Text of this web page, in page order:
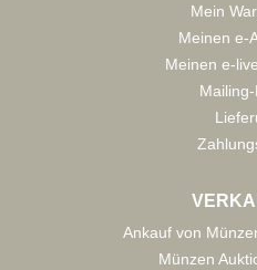
Mein
Meinen e-
Meinen e-
Ankauf von
Münzen